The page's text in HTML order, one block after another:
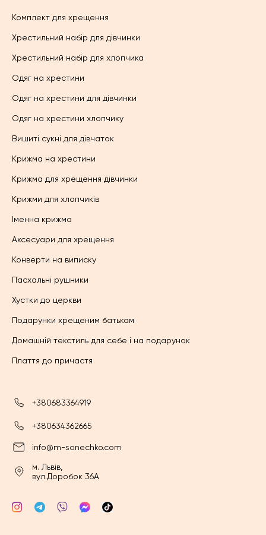
Комплект для хрещення
Хрестильний набір для дівчинки
Хрестильний набір для хлопчика
Одяг на хрестини
Одяг на хрестини для дівчинки
Одяг на хрестини хлопчику
Вишиті сукні для дівчаток
Крижма на хрестини
Крижма для хрещення дівчинки
Крижми для хлопчиків
Іменна крижма
Аксесуари для хрещення
Конверти на виписку
Пасхальні рушники
Хустки до церкви
Подарунки хрещеним батькам
Домашній текстиль для себе і на подарунок
Плаття до причастя
+380683364919
+380634362665
info@m-sonechko.com
м. Львів,
вул.Доробок 36А